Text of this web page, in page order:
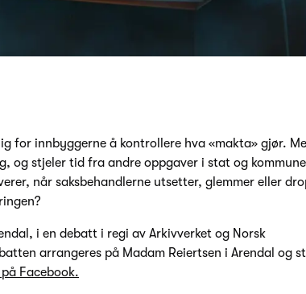
for innbyggerne å kontrollere hva «makta» gjør.
og stjeler tid fra andre oppgaver i stat og
når saksbehandlerne utsetter, glemmer eller
i en debatt i regi av Arkivverket og Norsk
arrangeres på Madam Reiertsen i Arendal og
Facebook.